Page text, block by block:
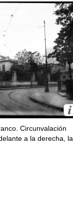
Circunvalación
a la derecha, la